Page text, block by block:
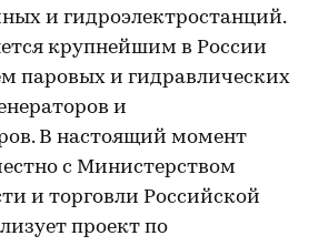
и гидроэлектростанций.
крупнейшим в России
паровых и гидравлических
и
В настоящий момент
с Министерством
и торговли Российской
проект по